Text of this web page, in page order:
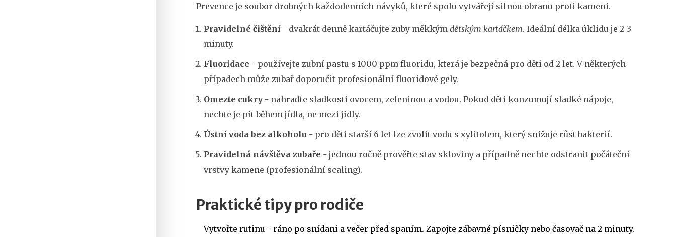
Prevence je soubor drobných každodenních návyků, které spolu vytvářejí silnou obranu proti kameni.
Pravidelné čištění - dvakrát denně kartáčujte zuby měkkým dětským kartáčkem. Ideální délka úklidu je 2‑3
minuty.
Fluoridace - používejte zubní pastu s 1000 ppm fluoridu, která je bezpečná pro děti od 2 let. V některých
případech může zubař doporučit profesionální fluoridové gely.
Omezte cukry - nahraďte sladkosti ovocem, zeleninou a vodou. Pokud děti konzumují sladké nápoje,
nechte je pít během jídla, ne mezi jídly.
Ústní voda bez alkoholu - pro děti starší 6 let lze zvolit vodu s xylitolem, který snižuje růst bakterií.
Pravidelná návštěva zubaře - jednou ročně prověřte stav skloviny a případně nechte odstranit počáteční
vrstvy kamene (profesionální scaling).
Praktické tipy pro rodiče
Vytvořte rutinu - ráno po snídani a večer před spaním. Zapojte zábavné písničky nebo časovač na 2 minuty.